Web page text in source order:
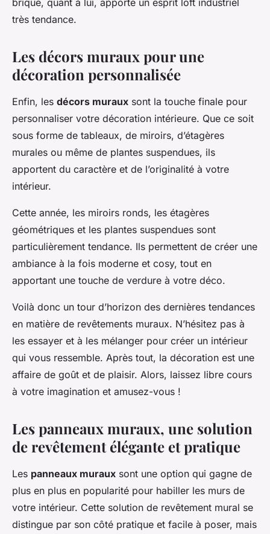
très tendance.
Les décors muraux pour une
décoration personnalisée
Enfin, les décors muraux sont la touche finale pour
personnaliser votre décoration intérieure. Que ce soit
sous forme de tableaux, de miroirs, d’étagères
murales ou même de plantes suspendues, ils
apportent du caractère et de l’originalité à votre
intérieur.
Cette année, les miroirs ronds, les étagères
géométriques et les plantes suspendues sont
particulièrement tendance. Ils permettent de créer une
ambiance à la fois moderne et cosy, tout en
apportant une touche de verdure à votre déco.
Voilà donc un tour d’horizon des dernières tendances
en matière de revêtements muraux. N’hésitez pas à
les essayer et à les mélanger pour créer un intérieur
qui vous ressemble. Après tout, la décoration est une
affaire de goût et de plaisir. Alors, laissez libre cours
à votre imagination et amusez-vous !
Les panneaux muraux, une solution
de revêtement élégante et pratique
Les panneaux muraux sont une option qui gagne de
plus en plus en popularité pour habiller les murs de
votre intérieur. Cette solution de revêtement mural se
distingue par son côté pratique et facile à poser, mais